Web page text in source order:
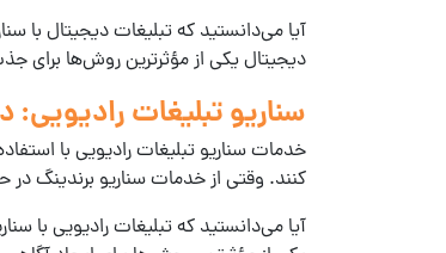
آیا می‌دانستید که تبلیغات دیجیتال با سناریو خلاق می‌توانند تا 500% نرخ تعامل بالاتری نسبت
دیجیتالیکی از مؤثرترین روش‌ها برای
سناریو تبلیغات
خدمات سناریو تبلیغات رادیویی با
کنند. وقتی ازخدمات سناریو برندینگدر
آیا می‌دانستید که تبلیغات رادیویی با سناریو حرفه‌ای می‌توانند تا 85% مصرف‌کنندگان